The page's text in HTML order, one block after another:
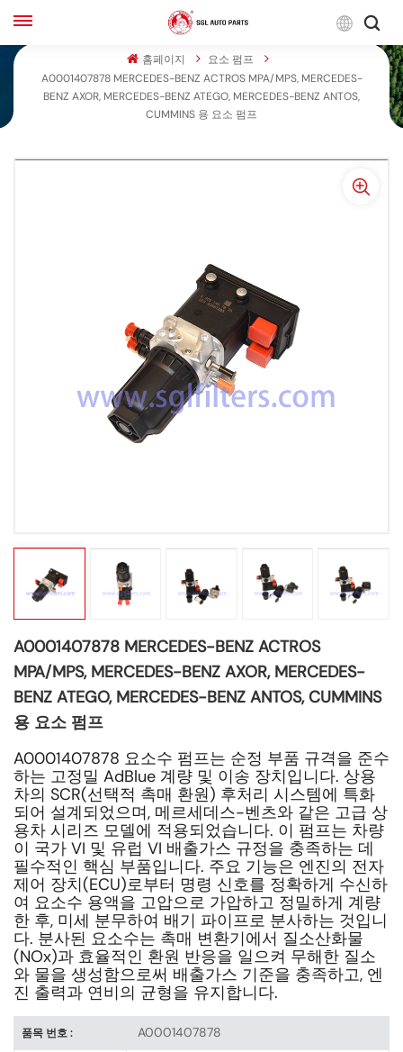
한
Français
한국어
홈페이지
요소 펌프
A0001407878 MERCEDES-BENZ ACTROS MPA/MPS, MERCEDES-
BENZ AXOR, MERCEDES-BENZ ATEGO, MERCEDES-BENZ ANTOS,
CUMMINS 용 요소 펌프
A0001407878 MERCEDES-BENZ ACTROS
MPA/MPS, MERCEDES-BENZ AXOR, MERCEDES-
BENZ ATEGO, MERCEDES-BENZ ANTOS, CUMMINS
용 요소 펌프
A0001407878 요소수 펌프는 순정 부품 규격을 준수
하는 고정밀 AdBlue 계량 및 이송 장치입니다. 상용
차의 SCR(선택적 촉매 환원) 후처리 시스템에 특화
되어 설계되었으며, 메르세데스-벤츠와 같은 고급 상
용차 시리즈 모델에 적용되었습니다. 이 펌프는 차량
이 국가 VI 및 유럽 VI 배출가스 규정을 충족하는 데
필수적인 핵심 부품입니다. 주요 기능은 엔진의 전자
제어 장치(ECU)로부터 명령 신호를 정확하게 수신하
여 요소수 용액을 고압으로 가압하고 정밀하게 계량
한 후, 미세 분무하여 배기 파이프로 분사하는 것입니
다. 분사된 요소수는 촉매 변환기에서 질소산화물
(NOx)과 효율적인 환원 반응을 일으켜 무해한 질소
와 물을 생성함으로써 배출가스 기준을 충족하고, 엔
진 출력과 연비의 균형을 유지합니다.
품목 번호 : A0001407878